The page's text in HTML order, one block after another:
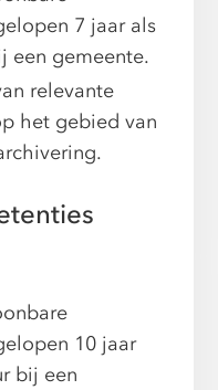
7 jaar als
een gemeente.
relevante
het gebied van
10 jaar
bij een